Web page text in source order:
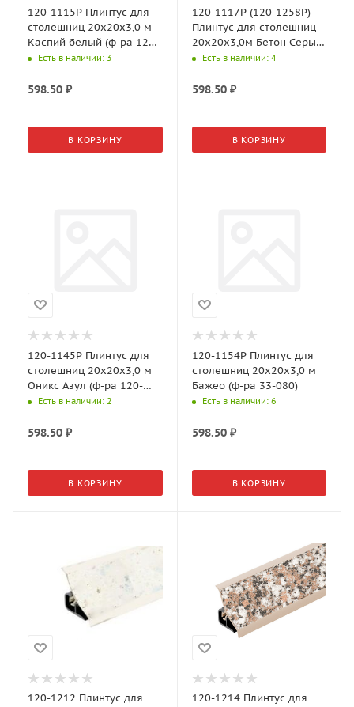
120-1115P Плинтус для
столешниц 20х20х3,0 м
Каспий белый (ф-ра 120-
153, 33-077)
Есть в наличии: 3
598.50 ₽
В КОРЗИНУ
120-1117Р (120-1258P)
Плинтус для столешниц
20х20х3,0м Бетон Серый
(ф-ра 120-1511)
Есть в наличии: 4
598.50₽
В КОРЗИНУ
120-1145P Плинтус для
столешниц 20х20х3,0 м
Оникс Азул (ф-ра 120-
153, 33-077)
Есть в наличии: 2
598.50 ₽
В КОРЗИНУ
120-1154P Плинтус для
столешниц 20х20х3,0 м
Бажео (ф-ра 33-080)
Есть в наличии: 6
598.50₽
В КОРЗИНУ
120-1212 Плинтус для
120-1214 Плинтус для